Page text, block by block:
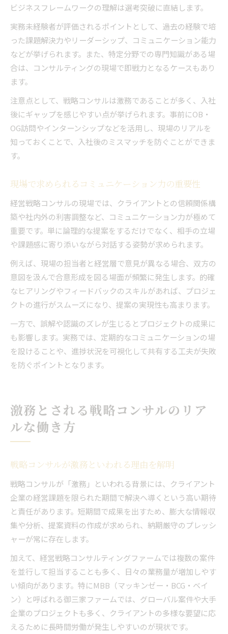
ビジネスフレームワークの理解は選考突破に直結します。
実務未経験者が評価されるポイントとして、過去の経験で培
った課題解決力やリーダーシップ、コミュニケーション能力
などが挙げられます。また、特定分野での専門知識がある場
合は、コンサルティングの現場で即戦力となるケースもあり
ます。
注意点として、戦略コンサルは激務であることが多く、入社
後にギャップを感じやすい点が挙げられます。事前にOB・
OG訪問やインターンシップなどを活用し、現場のリアルを
知っておくことで、入社後のミスマッチを防ぐことができま
す。
現場で求められるコミュニケーション力の重要性
経営戦略コンサルの現場では、クライアントとの信頼関係構
築や社内外の利害調整など、コミュニケーション力が極めて
重要です。単に論理的な提案をするだけでなく、相手の立場
や課題感に寄り添いながら対話する姿勢が求められます。
例えば、現場の担当者と経営層で意見が異なる場合、双方の
意図を汲んで合意形成を図る場面が頻繁に発生します。的確
なヒアリングやフィードバックのスキルがあれば、プロジェ
クトの進行がスムーズになり、提案の実現性も高まります。
一方で、誤解や認識のズレが生じるとプロジェクトの成果に
も影響します。実務では、定期的なコミュニケーションの場
を設けることや、進捗状況を可視化して共有する工夫が失敗
を防ぐポイントとなります。
激務とされる戦略コンサルのリア
ルな働き方
戦略コンサルが激務といわれる理由を解明
戦略コンサルが「激務」といわれる背景には、クライアント
企業の経営課題を限られた期間で解決へ導くという高い期待
と責任があります。短期間で成果を出すため、膨大な情報収
集や分析、提案資料の作成が求められ、納期厳守のプレッシ
ャーが常に存在します。
加えて、経営戦略コンサルティングファームでは複数の案件
を並行して担当することも多く、日々の業務量が増加しやす
い傾向があります。特にMBB（マッキンゼー・BCG・ベイ
ン）と呼ばれる御三家ファームでは、グローバル案件や大手
企業のプロジェクトも多く、クライアントの多様な要望に応
えるために長時間労働が発生しやすいのが現状です。